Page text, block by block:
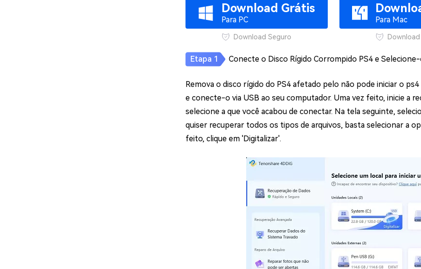
Download Grátis
Para PC
Download Seguro
Para Mac
Conecte o Disco Rígido Corrompido PS4 e
Remova o disco rígido do PS4 afetado pelo não pode iniciar o
e conecte-o via USB ao seu computador. Uma vez feito, inicie a
selecione a que você acabou de conectar. Na tela seguinte,
quiser recuperar todos os tipos de arquivos, basta selecionar a
feito, clique em 'Digitalizar'.